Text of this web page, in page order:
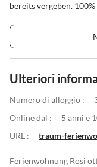
bereits vergeben.
Ulteriori
Numero di alloggio :
Online dal :
5 anni e
URL :
traum-
Ferienwohnung Rosi